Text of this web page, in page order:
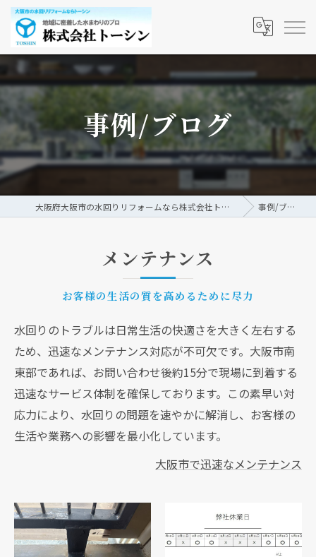
事例/ブログ
大阪府大阪市の水回りリフォームなら株式会社トーシン 事例/ブログ
メンテナンス
お客様の生活の質を高めるために尽力
水回りのトラブルは日常生活の快適さを大きく左右する
ため、迅速なメンテナンス対応が不可欠です。大阪市南
東部であれば、お問い合わせ後約15分で現場に到着する
迅速なサービス体制を確保しております。この素早い対
応力により、水回りの問題を速やかに解消し、お客様の
生活や業務への影響を最小化しています。
大阪市で迅速なメンテナンス